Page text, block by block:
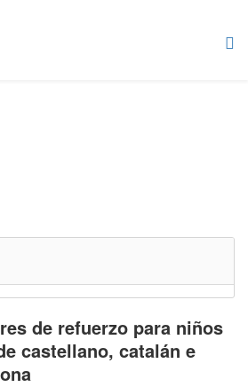
de refuerzo para niños
castellano, catalán e